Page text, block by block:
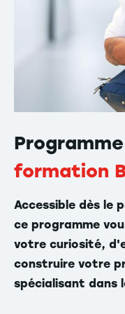
formation
Accessible dès le
ce programme
votre curiosité,
construire votre
spécialisant dans